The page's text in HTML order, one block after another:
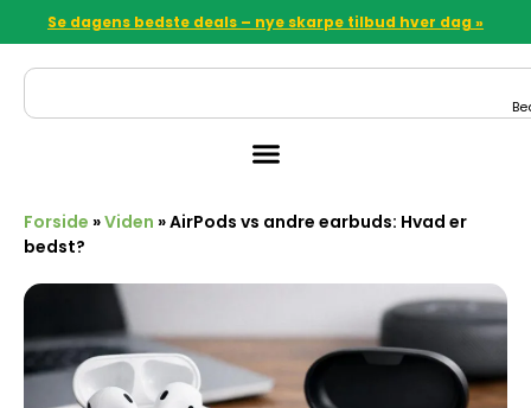
Se dagens bedste deals – nye skarpe tilbud hver dag »
Forside »Viden »AirPods vs andre earbuds: Hvad er
bedst?